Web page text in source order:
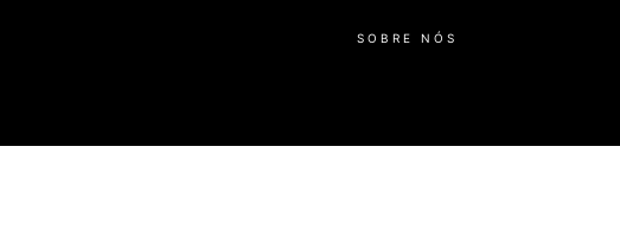
SOBRE NÓS